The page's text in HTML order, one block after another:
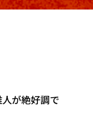
が絶好調で